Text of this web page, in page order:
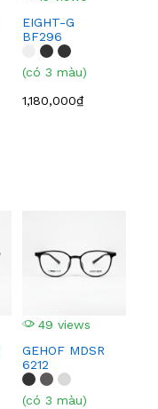
EIGHT-G
BF296
(có 3 màu)
1,180,000₫
49 views
GEHOF MDSR
6212
(có 3 màu)